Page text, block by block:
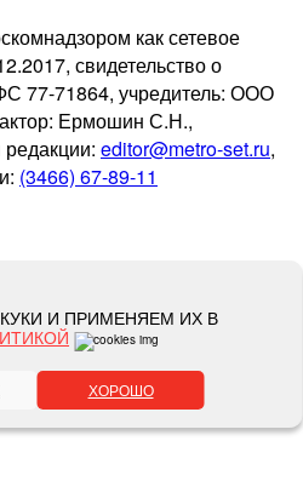
как сетевое
свидетельство о
77-71864, учредитель: ООО
Ермошин С.Н.,
editor@metro-set.ru,
(3466) 67-89-11
И ПРИМЕНЯЕМ ИХ В
ХОРОШО